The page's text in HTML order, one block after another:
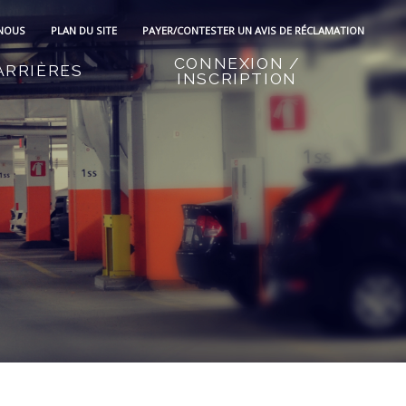
PAYER/CONTESTER UN AVIS DE RÉCLAMATION
PLAN DU SITE
CONNEXION /
INSCRIPTION